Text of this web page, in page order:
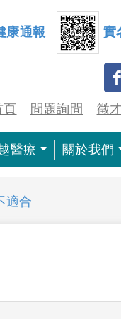
康通報 實
頁 問題詢問 徵
醫療 關於我們